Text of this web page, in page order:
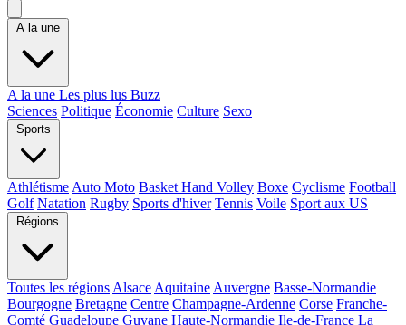
A la une
A la une Les plus lus Buzz
Sciences Politique Économie Culture Sexo
Sports
Athlétisme Auto Moto Basket Hand Volley Boxe Cyclisme Football
Golf Natation Rugby Sports d'hiver Tennis Voile Sport aux US
Régions
Toutes les régions Alsace Aquitaine Auvergne Basse-Normandie
Bourgogne Bretagne Centre Champagne-Ardenne Corse Franche-
Comté Guadeloupe Guyane Haute-Normandie Ile-de-France La